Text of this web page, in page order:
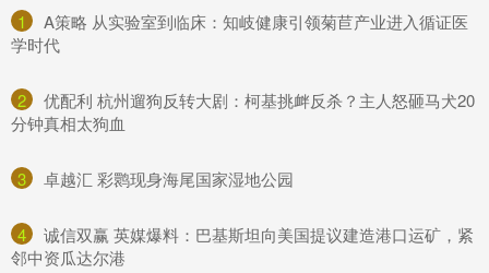
1
​A策略 从实验室到临床：知岐健康引领菊苣产业进入循证医
学时代
2
​优配利 杭州遛狗反转大剧：柯基挑衅反杀？主人怒砸马犬20
分钟真相太狗血
3 ​卓越汇 彩鹮现身海尾国家湿地公园
4
​诚信双赢 英媒爆料：巴基斯坦向美国提议建造港口运矿，紧
邻中资瓜达尔港